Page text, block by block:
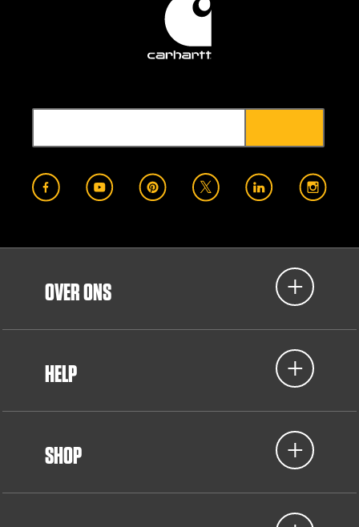
OVER ONS
HELP
SHOP